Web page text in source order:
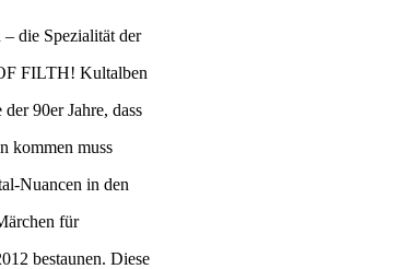
die Spezialität der
FILTH! Kultalben
90er Jahre, dass
kommen muss
Nuancen in den
für
bestaunen. Diese